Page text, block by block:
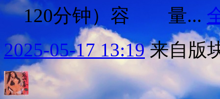
120分钟）容 量...
2025-05-17 13:19来自版